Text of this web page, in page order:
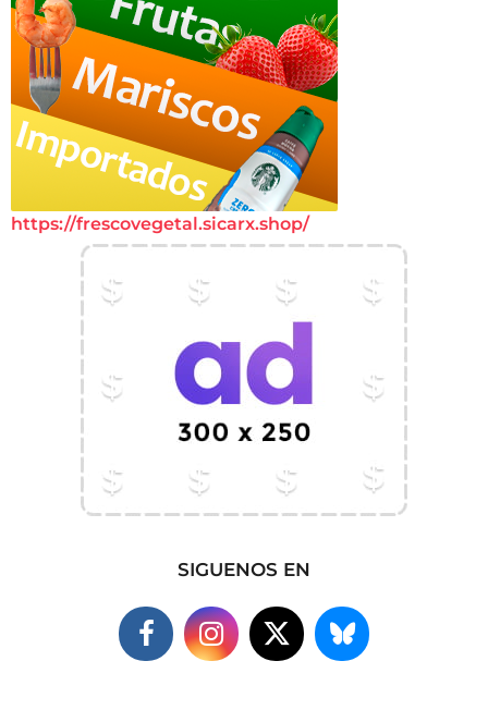
https://frescovegetal.sicarx.shop/
SIGUENOS EN